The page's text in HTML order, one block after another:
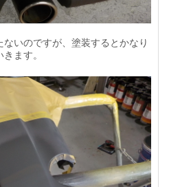
いのですが、塗装するとかなり
ます。